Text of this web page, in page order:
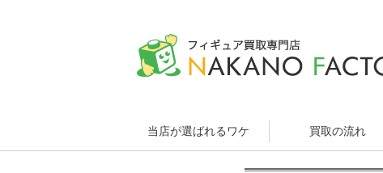
当店が選ばれるワケ 買取の流れ